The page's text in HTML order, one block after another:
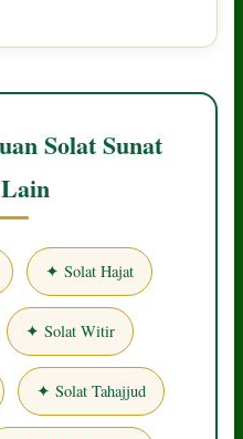
Solat Sunat
✦ Solat Hajat
✦ Solat Witir
✦ Solat Tahajjud